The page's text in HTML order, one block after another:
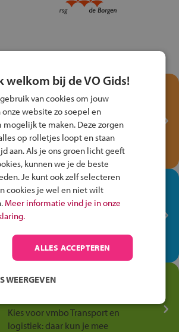
Test je kennis met het
Fiets Veilig
Verkeersspel!
Speel het Fiets Veilig Verkeersspel
en win een Cortina-fiets!
In de winkel ben je op je
plek!
Ontdek via het vmbo jouw talent
op de winkelvloer, waar elke dag
anders is!
Jouw talent in de
Kies voor vmbo Transport en
logistiek: daar kun je mee
welkom bij de VO Gids!
van cookies om jouw
onze website zo soepel en
mogelijk te maken. Deze zorgen
op rolletjes loopt en staan
aan. Als je ons groen licht geeft
kunnen we je de beste
Je kunt ook zelf selecteren
cookies je wel en niet wilt
Meer informatie vind je in onze
ALLES ACCEPTEREN
WEERGEVEN